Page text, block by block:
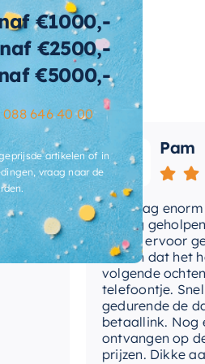
Pam
Vandaag enorm
prettig geholpen
Avond ervoor
had en dat het haast
volgende ochtend
telefoontje. Snel
gedurende de dag,
betaallink. Nog een
ontvangen op de al
prijzen. Dikke
€1000,-
€2500,-
€5000,-
088 646 40 00
artikelen of in
vraag naar de